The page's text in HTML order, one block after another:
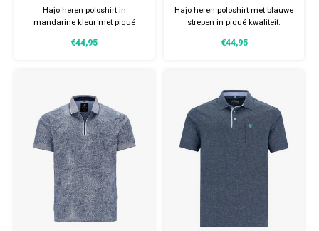
Piqué
Hajo heren poloshirt in
mandarine kleur met piqué
comfortabel. Perfect voor een
€44,95
Gestreept – Piqué
Hajo heren poloshirt met blauwe
strepen in piqué kwaliteit.
comfortabel. Perfect voor een
€44,95